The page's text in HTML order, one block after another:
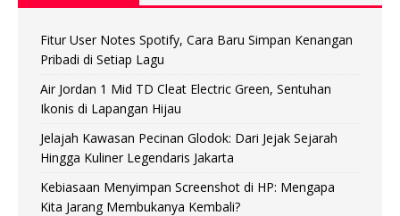
Fitur User Notes Spotify, Cara Baru Simpan Kenangan
Pribadi di Setiap Lagu
Air Jordan 1 Mid TD Cleat Electric Green, Sentuhan
Ikonis di Lapangan Hijau
Jelajah Kawasan Pecinan Glodok: Dari Jejak Sejarah
Hingga Kuliner Legendaris Jakarta
Kebiasaan Menyimpan Screenshot di HP: Mengapa
Kita Jarang Membukanya Kembali?